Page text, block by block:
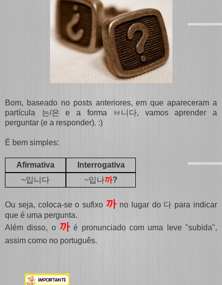
Bom, baseado no posts anteriores, em que apareceram a
partícula 는/은 e a forma ㅂ니다, vamos aprender a
perguntar (e a responder). :)
É bem simples:
Afirmativa
Interrogativa
~입니다 ~입나까?
Ou seja, coloca-se o sufixo 까no lugar do 다 para indicar
que é uma pergunta.
Além disso, o 까é pronunciado com uma leve "subida",
assim como no português.